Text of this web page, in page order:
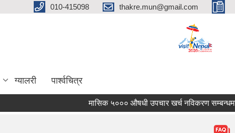
010-415098 thakre.mun@gmail.com
ग्यालरी पार्श्वचित्र
मासिक ५००० औषधी उपचार खर्च नविकरण सम्बन्धमा ।